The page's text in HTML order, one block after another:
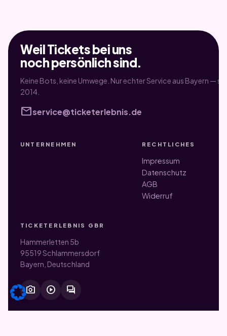
Weil Tickets bei uns
noch persönlich sind.
Keine Bots, keine Umwege. Nur echter Service aus Bayern —
2014.
mailservice@ticketerlebnis.de
UNTERNEHMEN RECHTLICHES
Impressum
Datenschutz
AGB
Widerruf
TICKETERLEBNIS GBR
Hammerletten 5b
95519 Schlammersdorf
Bayern, Deutschland
photo_camera play_circle forum